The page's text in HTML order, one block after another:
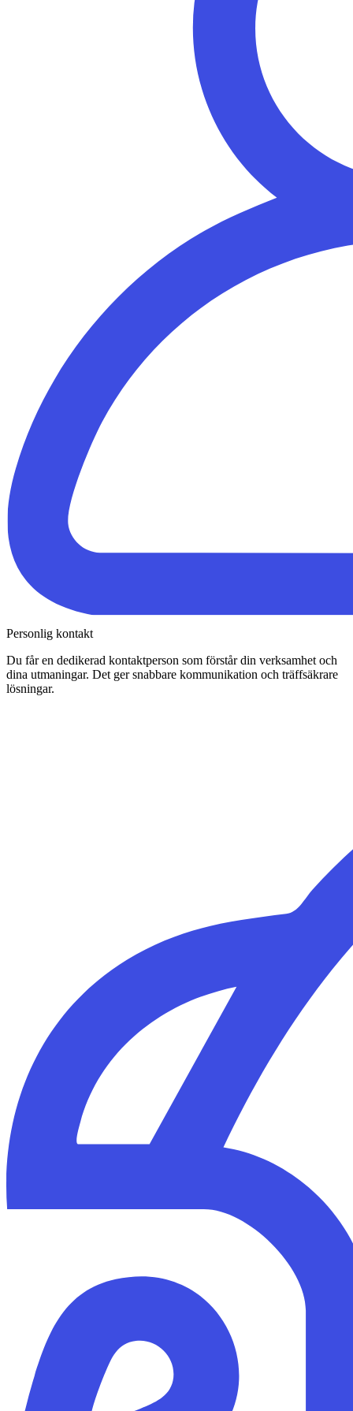
Personlig kontakt
Du får en dedikerad kontaktperson som förstår din verksamhet och
dina utmaningar. Det ger snabbare kommunikation och träffsäkrare
lösningar.